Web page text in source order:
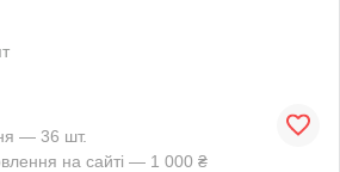
— 36 шт.
на сайті — 1 000 ₴